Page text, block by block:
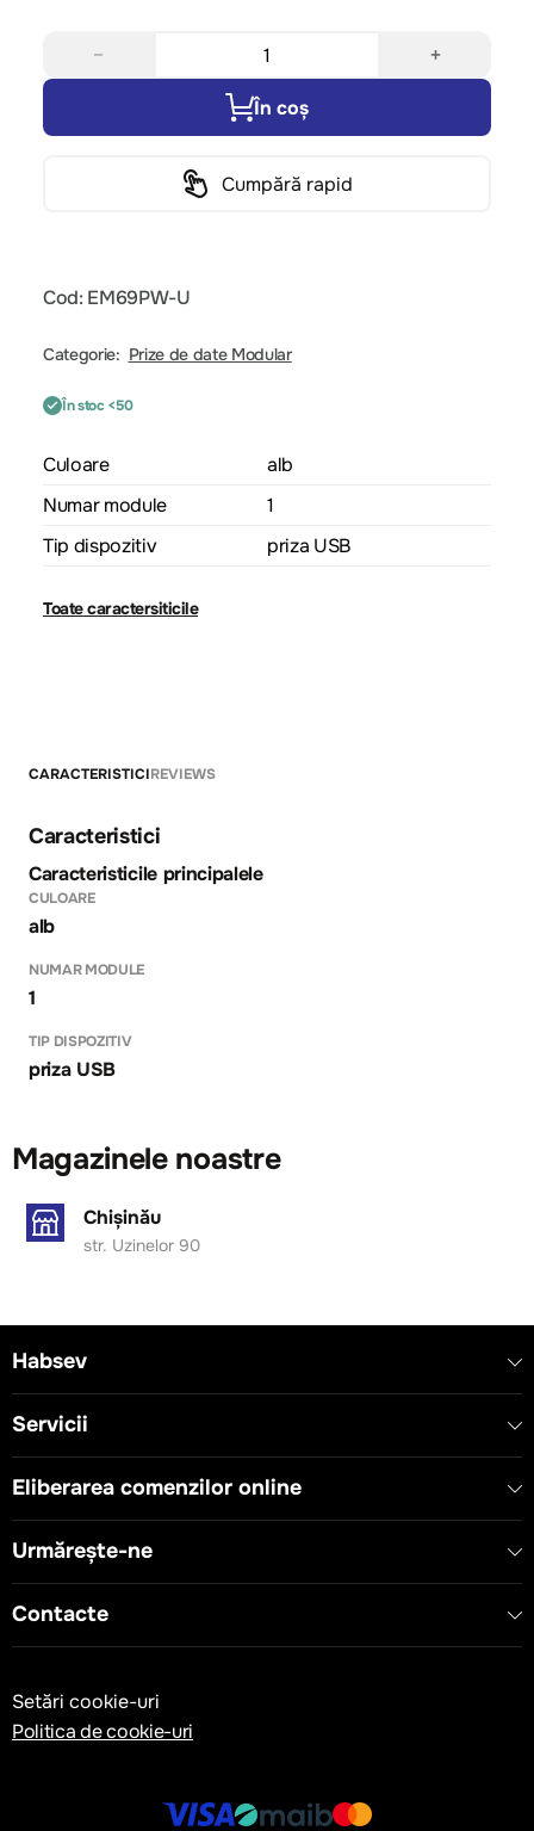
− +
În coș
Cumpără rapid
Cod: EM69PW-U
Categorie: Prize de date Modular
În stoc <50
Culoare
alb
Numar module
1
Tip dispozitiv
priza USB
Toate caractersiticile
CARACTERISTICIREVIEWS
Caracteristici
Caracteristicile principalele
CULOARE
alb
NUMAR MODULE
1
TIP DISPOZITIV
priza USB
Magazinele noastre
Chișinău
str. Uzinelor 90
Habsev
Servicii
Eliberarea comenzilor online
Urmărește-ne
Contacte
Setări cookie-uri
Politica de cookie-uri